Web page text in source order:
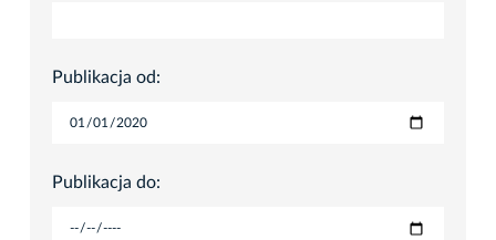
Publikacja od:
Publikacja do: